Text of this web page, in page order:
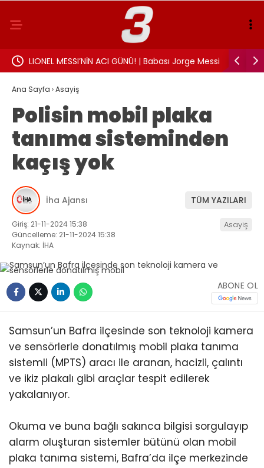
LIONEL MESSI’NİN ACI GÜNÜ! | Babası Jorge Messi
hayatını kaybetti
Ana Sayfa ›Asayiş
Polisin mobil plaka
tanıma sisteminden
kaçış yok
İha Ajansı TÜM YAZILARI
Giriş: 21-11-2024 15:38
Güncelleme: 21-11-2024 15:38
Kaynak: İHA
Asayiş
ABONE OL
Samsun’un Bafra ilçesinde son teknoloji kamera
ve sensörlerle donatılmış mobil plaka tanıma
sistemli (MPTS) aracı ile aranan, hacizli, çalıntı
ve ikiz plakalı gibi araçlar tespit edilerek
yakalanıyor.
Okuma ve buna bağlı sakınca bilgisi sorgulayıp
alarm oluşturan sistemler bütünü olan mobil
plaka tanıma sistemi, Bafra’da ilçe merkezinde